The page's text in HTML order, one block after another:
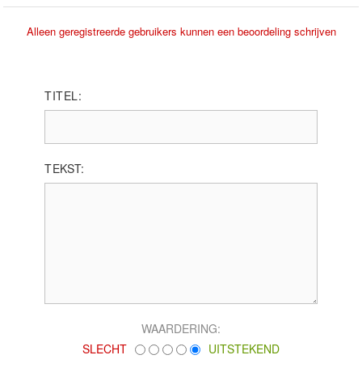
Alleen geregistreerde gebruikers kunnen een beoordeling schrijven
TITEL:
TEKST:
WAARDERING:
SLECHT
UITSTEKEND